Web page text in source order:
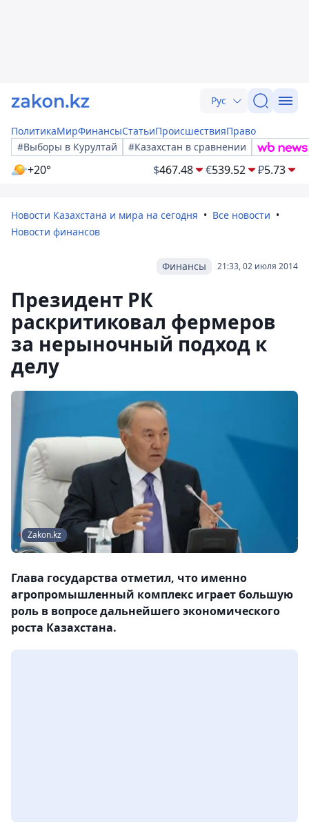
Рус
ПолитикаМирФинансыСтатьиПроисшествияПраво
#Выборы в Курултай
#Казахстан в сравнении
+20° $467.48 €539.52 ₽5.73
Новости Казахстана и мира на сегодня
Все новости
Новости финансов
21:33, 02 июля 2014
Финансы
Президент РК
раскритиковал фермеров
за нерыночный подход к
делу
Zakon.kz
Глава государства отметил, что именно
агропромышленный комплекс играет большую
роль в вопросе дальнейшего экономического
роста Казахстана.